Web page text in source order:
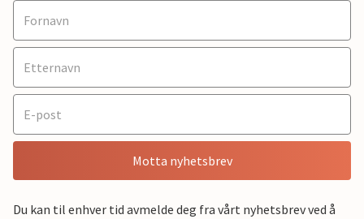
Motta nyhetsbrev
Du kan til enhver tid avmelde deg fra vårt nyhetsbrev ved å